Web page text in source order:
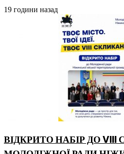
19 години назад
ВІДКРИТО НАБІР ДО